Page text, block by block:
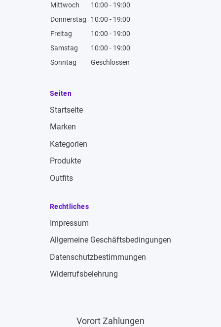
Mittwoch
10:00 - 19:00
Donnerstag
10:00 - 19:00
Freitag
10:00 - 19:00
Samstag
10:00 - 19:00
Sonntag
Geschlossen
Seiten
Startseite
Marken
Kategorien
Produkte
Outfits
Rechtliches
Impressum
Allgemeine Geschäftsbedingungen
Datenschutzbestimmungen
Widerrufsbelehrung
Vorort Zahlungen